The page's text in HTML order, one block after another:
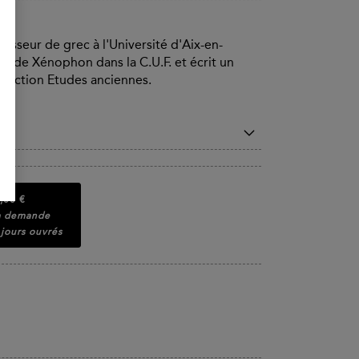
de grec à l'Université d'Aix-en-
de Xénophon dans la C.U.F. et écrit un
Etudes anciennes.
€
demande
ouvrés